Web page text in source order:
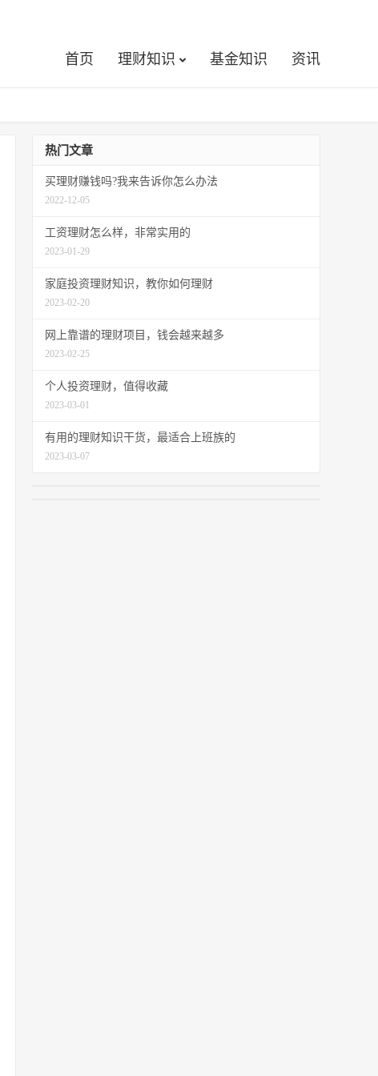
首页 理财知识 基金知识 资讯
热门文章
买理财赚钱吗?我来告诉你怎么办法
2022-12-05
工资理财怎么样，非常实用的
2023-01-29
家庭投资理财知识，教你如何理财
2023-02-20
网上靠谱的理财项目，钱会越来越多
2023-02-25
个人投资理财，值得收藏
2023-03-01
有用的理财知识干货，最适合上班族的
2023-03-07